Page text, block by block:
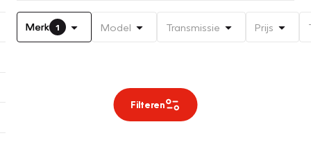
Merk 1 Model Transmissie Prijs
Filteren